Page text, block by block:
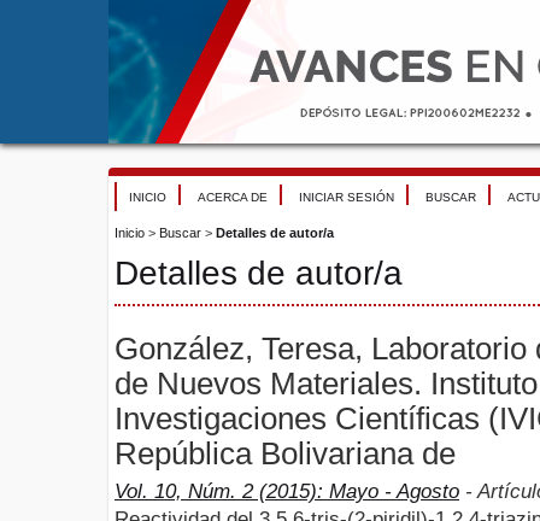
INICIO ACERCA DE INICIAR SESIÓN BUSCAR
Inicio > Buscar > Detalles de autor/a
Detalles de autor/a
González, Teresa,
de Nuevos Materiales.
Investigaciones Científicas
República Bolivariana de
Vol. 10, Núm. 2 (2015): Mayo - Agosto -